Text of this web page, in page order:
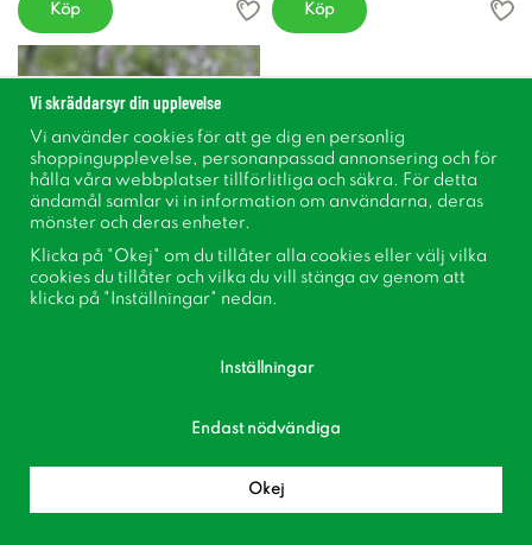
Köp Köp
89 kr
Vi skräddarsyr din upplevelse
Vi använder cookies för att ge dig en personlig
shoppingupplevelse, personanpassad annonsering och för
hålla våra webbplatser tillförlitliga och säkra. För detta
ändamål samlar vi in information om användarna, deras
mönster och deras enheter.
Klicka på "Okej" om du tillåter alla cookies eller välj vilka
cookies du tillåter och vilka du vill stänga av genom att
klicka på "Inställningar" nedan.
Inställningar
Endast nödvändiga
Okej